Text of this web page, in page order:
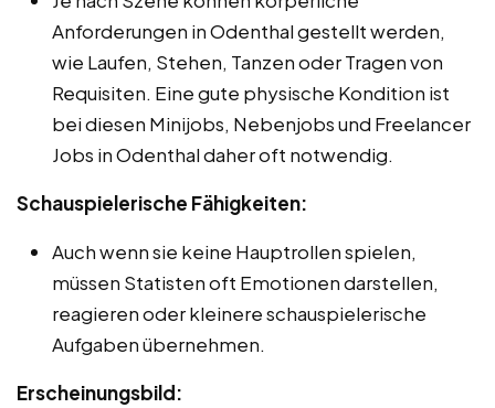
Anforderungen in Odenthal gestellt werden,
wie Laufen, Stehen, Tanzen oder Tragen von
Requisiten. Eine gute physische Kondition ist
bei diesen Minijobs, Nebenjobs und Freelancer
Jobs in Odenthal daher oft notwendig.
Schauspielerische Fähigkeiten:
Auch wenn sie keine Hauptrollen spielen,
müssen Statisten oft Emotionen darstellen,
reagieren oder kleinere schauspielerische
Aufgaben übernehmen.
Erscheinungsbild: